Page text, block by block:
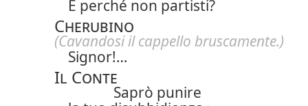
E perché non partisti?
Cherubino
(Cavandosi il cappello bruscamente.)
Signor!…
Il Conte
Saprò punire